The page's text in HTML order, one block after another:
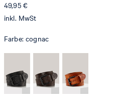
49,95 €
inkl. MwSt
Farbe:cognac